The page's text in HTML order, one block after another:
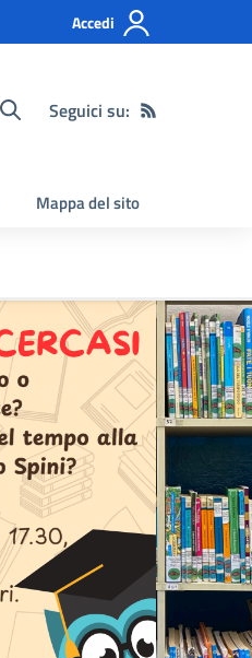
Accedi
Seguici su:
Mappa del sito